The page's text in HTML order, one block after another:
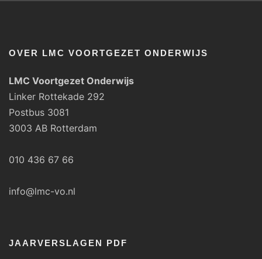
OVER LMC VOORTGEZET ONDERWIJS
LMC Voortgezet Onderwijs
Linker Rottekade 292
Postbus 3081
3003 AB Rotterdam
010 436 67 66
info@lmc-vo.nl
JAARVERSLAGEN PDF